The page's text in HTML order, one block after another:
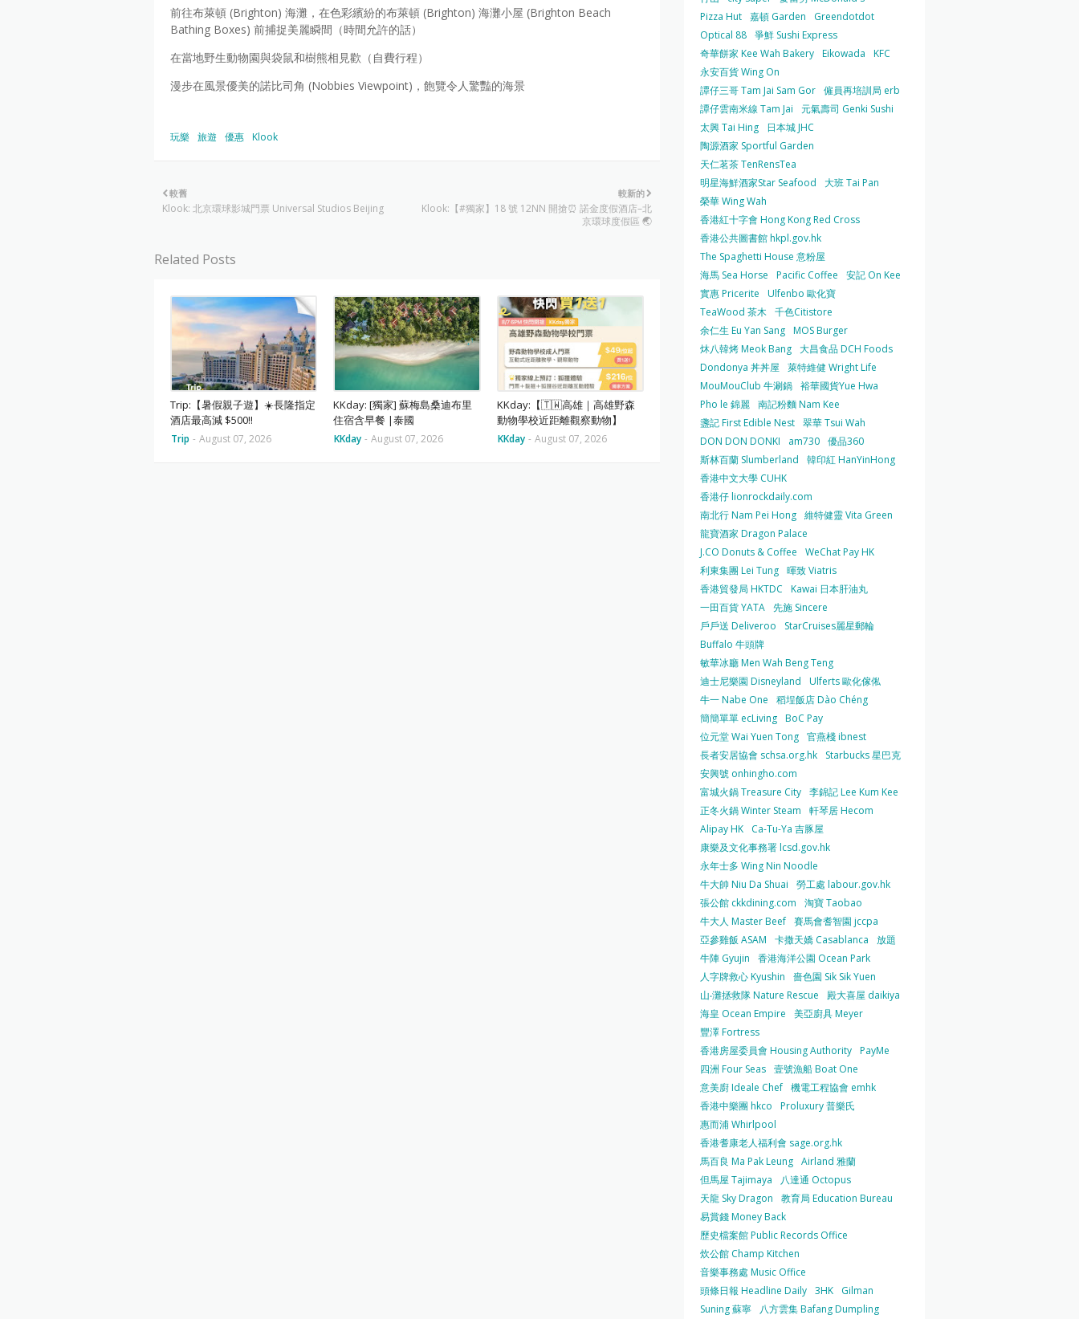
前往布萊頓 (Brighton) 海灘，在色彩繽紛的布萊頓 (Brighton) 海灘小屋 (Brighton Beach
Bathing Boxes) 前捕捉美麗瞬間（時間允許的話）
在當地野生動物園與袋鼠和樹熊相見歡（自費行程）
漫步在風景優美的諾比司角 (Nobbies Viewpoint)，飽覽令人驚豔的海景
玩樂 旅遊 優惠 Klook
較新的
Klook:【#獨家】18 號 12NN 開搶⏰ 諾金度假酒店–北
京環球度假區 🌏
較舊
Klook: 北京環球影城門票 Universal Studios Beijing
Related Posts
Trip:【暑假親子遊】☀️長隆指定
酒店最高減 $500‼️
Trip - August 07, 2026
KKday: [獨家] 蘇梅島桑迪布里
住宿含早餐 |泰國
KKday - August 07, 2026
KKday:【🇹🇼高雄｜高雄野森
動物學校近距離觀察動物】
KKday - August 07, 2026
Pizza Hut 嘉頓 Garden
Greendotdot
Optical 88 爭鮮 Sushi Express
奇華餅家 Kee Wah Bakery Eikowada
KFC
永安百貨 Wing On
譚仔三哥 Tam Jai Sam Gor 僱員再培訓局 erb
譚仔雲南米線 Tam Jai
元氣壽司 Genki Sushi
太興 Tai Hing
日本城 JHC
陶源酒家 Sportful Garden
天仁茗茶 TenRensTea
明星海鮮酒家Star Seafood
大班 Tai Pan
榮華 Wing Wah
香港紅十字會 Hong Kong Red Cross
香港公共圖書館 hkpl.gov.hk
The Spaghetti House 意粉屋
海馬 Sea Horse
Pacific Coffee
安記 On Kee
實惠 Pricerite
Ulfenbo 歐化寶
TeaWood 茶木 千色Citistore
余仁生 Eu Yan Sang MOS Burger
炑八韓烤 Meok Bang 大昌食品 DCH Foods
Dondonya 丼丼屋
萊特維健 Wright Life
MouMouClub 牛涮鍋 裕華國貨Yue Hwa
Pho le 錦麗 南記粉麵 Nam Kee
盞記 First Edible Nest 翠華 Tsui Wah
DON DON DONKI
am730 優品360
斯林百蘭 Slumberland
韓印紅 HanYinHong
香港中文大學 CUHK
香港仔 lionrockdaily.com
南北行 Nam Pei Hong 維特健靈 Vita Green
龍寶酒家 Dragon Palace
J.CO Donuts & Coffee
WeChat Pay HK
利東集團 Lei Tung 暉致 Viatris
香港貿發局 HKTDC
Kawai 日本肝油丸
一田百貨 YATA 先施 Sincere
戶戶送 Deliveroo
StarCruises麗星郵輪
Buffalo 牛頭牌
敏華冰廳 Men Wah Beng Teng
迪士尼樂園 Disneyland
Ulferts 歐化傢俬
牛一 Nabe One
稻埕飯店 Dào Chéng
簡簡單單 ecLiving BoC Pay
位元堂 Wai Yuen Tong 官燕棧 ibnest
長者安居協會 schsa.org.hk
Starbucks 星巴克
安興號 onhingho.com
富城火鍋 Treasure City 李錦記 Lee Kum Kee
正冬火鍋 Winter Steam
軒琴居 Hecom
Alipay HK
Ca-Tu-Ya 吉豚屋
康樂及文化事務署 lcsd.gov.hk
永年士多 Wing Nin Noodle
牛大帥 Niu Da Shuai
勞工處 labour.gov.hk
張公館 ckkdining.com
淘寶 Taobao
牛大人 Master Beef 賽馬會耆智園 jccpa
亞參雞飯 ASAM
卡撒天嬌 Casablanca
放題
牛陣 Gyujin
香港海洋公園 Ocean Park
人字牌救心 Kyushin
嗇色園 Sik Sik Yuen
山‧灘拯救隊 Nature Rescue
殿大喜屋 daikiya
海皇 Ocean Empire
美亞廚具 Meyer
豐澤 Fortress
香港房屋委員會 Housing Authority PayMe
四洲 Four Seas 壹號漁船 Boat One
意美廚 Ideale Chef 機電工程協會 emhk
香港中樂團 hkco
Proluxury 普樂氏
惠而浦 Whirlpool
香港耆康老人福利會 sage.org.hk
馬百良 Ma Pak Leung Airland 雅蘭
但馬屋 Tajimaya
八達通 Octopus
天龍 Sky Dragon
教育局 Education Bureau
易賞錢 Money Back
歷史檔案館 Public Records Office
炊公館 Champ Kitchen
音樂事務處 Music Office
頭條日報 Headline Daily 3HK
Gilman
Suning 蘇寧
八方雲集 Bafang Dumpling